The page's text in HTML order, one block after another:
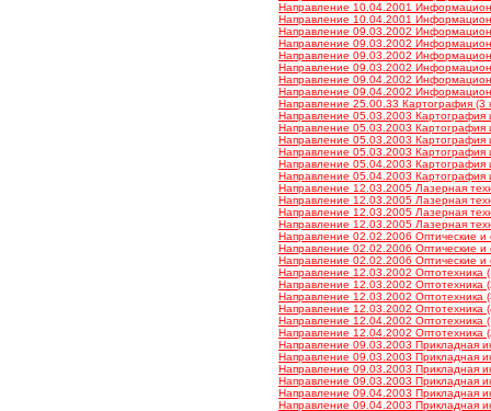
Направление 10.04.2001
Направление 10.04.2001
Направление 09.03.2002
Направление 09.03.2002
Направление 09.03.2002
Направление 09.03.2002
Направление 09.04.2002
Направление 09.04.2002
Направление 25.00.33 Картография (3
Направление 05.03.2003 Картография
Направление 05.03.2003 Картография
Направление 05.03.2003 Картография
Направление 05.03.2003 Картография
Направление 05.04.2003 Картография
Направление 05.04.2003 Картография
Направление 12.03.2005 Лазерная
Направление 12.03.2005 Лазерная
Направление 12.03.2005 Лазерная
Направление 12.03.2005 Лазерная
Направление 02.02.2006 Оптические и
Направление 02.02.2006 Оптические и
Направление 02.02.2006 Оптические и
Направление 12.03.2002 Оптотехника
Направление 12.03.2002 Оптотехника
Направление 12.03.2002 Оптотехника
Направление 12.03.2002 Оптотехника
Направление 12.04.2002 Оптотехника
Направление 12.04.2002 Оптотехника
Направление 09.03.2003 Прикладная
Направление 09.03.2003 Прикладная
Направление 09.03.2003 Прикладная
Направление 09.03.2003 Прикладная
Направление 09.04.2003 Прикладная
Направление 09.04.2003 Прикладная